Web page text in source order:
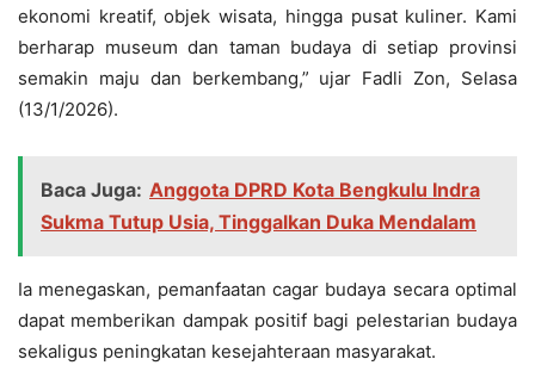
ekonomi kreatif, objek wisata, hingga pusat kuliner. Kami
berharap museum dan taman budaya di setiap provinsi
semakin maju dan berkembang,” ujar Fadli Zon, Selasa
(13/1/2026).
Baca Juga: Anggota DPRD Kota Bengkulu Indra
Sukma Tutup Usia, Tinggalkan Duka Mendalam
Ia menegaskan, pemanfaatan cagar budaya secara optimal
dapat memberikan dampak positif bagi pelestarian budaya
sekaligus peningkatan kesejahteraan masyarakat.